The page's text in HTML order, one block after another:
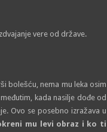
vere od države.
bolešću, nema mu leka osim
kada nasilje dođe od
Ovo se posebno izražava u
mu levi obraz i ko ti